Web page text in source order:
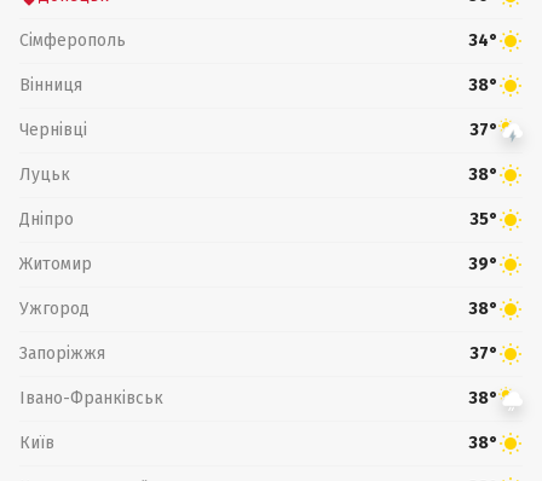
Сімферополь 34°
Вінниця 38°
Чернівці 37°
Луцьк 38°
Дніпро 35°
Житомир 39°
Ужгород 38°
Запоріжжя 37°
Івано-Франківськ 38°
Київ 38°